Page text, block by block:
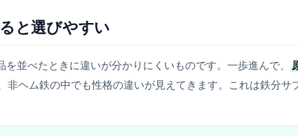
と選びやすい
並べたときに違いが分かりにくいものです。一歩進んで、
非ヘム鉄の中でも性格の違いが見えてきます。これは鉄分サ